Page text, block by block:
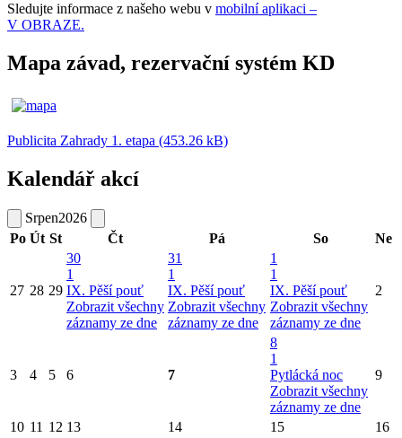
Sledujte informace z našeho webu v mobilní aplikaci –
V OBRAZE.
Mapa závad, rezervační systém KD
Publicita Zahrady 1. etapa (453.26 kB)
Kalendář akcí
Srpen2026
Po Út St Čt Pá So Ne
27 28 29
30
1
IX. Pěší pouť
Zobrazit všechny
záznamy ze dne
31
1
IX. Pěší pouť
Zobrazit všechny
záznamy ze dne
1
1
IX. Pěší pouť
Zobrazit všechny
záznamy ze dne
2
3 4 5 6 7
8
1
Pytlácká noc
Zobrazit všechny
záznamy ze dne
9
10 11 12 13 14 15 16